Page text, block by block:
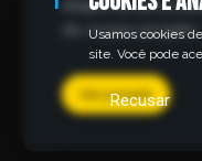
etapa do
do nosso projeto.
Ver jornada
Usamos cookies
site. Você pode
Recusar